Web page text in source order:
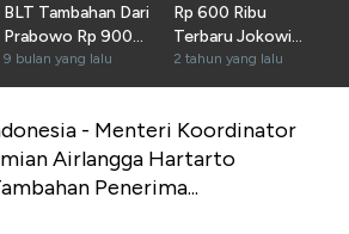
BLT Tambahan Dari
Prabowo Rp 900
Ribu Mulai Cair
9 bulan yang lalu
Rp 600 Ribu
Terbaru Jokowi
Batal Cair Bulan Ini
2 tahun yang lalu
- Menteri Koordinator
Airlangga Hartarto
Penerima...